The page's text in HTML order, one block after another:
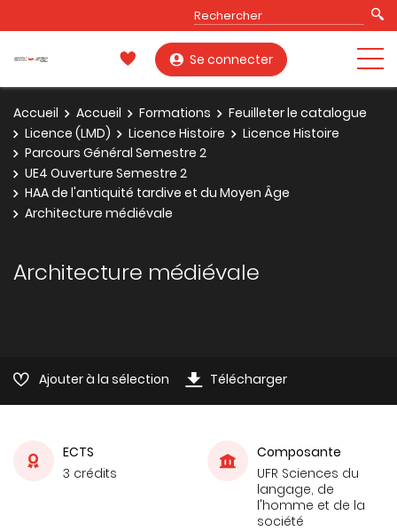
Se connecter
Accueil Accueil Formations
Feuilleter le catalogue
Licence (LMD)
Licence Histoire
Licence Histoire
Parcours Général Semestre 2
UE4 Ouverture Semestre 2
HAA de l'antiquité tardive et du Moyen Âge
Architecture médiévale
Architecture médiévale
Ajouter à la sélection Télécharger
ECTS
3 crédits
Composante
UFR Sciences du
langage, de
l'homme et de la
société